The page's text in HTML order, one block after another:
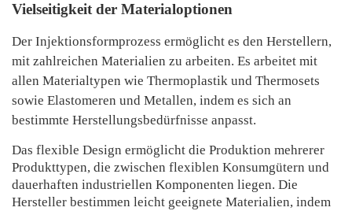
Vielseitigkeit der Materialoptionen
Der Injektionsformprozess ermöglicht es den Herstellern,
mit zahlreichen Materialien zu arbeiten. Es arbeitet mit
allen Materialtypen wie Thermoplastik und Thermosets
sowie Elastomeren und Metallen, indem es sich an
bestimmte Herstellungsbedürfnisse anpasst.
Das flexible Design ermöglicht die Produktion mehrerer
Produkttypen, die zwischen flexiblen Konsumgütern und
dauerhaften industriellen Komponenten liegen. Die
Hersteller bestimmen leicht geeignete Materialien, indem